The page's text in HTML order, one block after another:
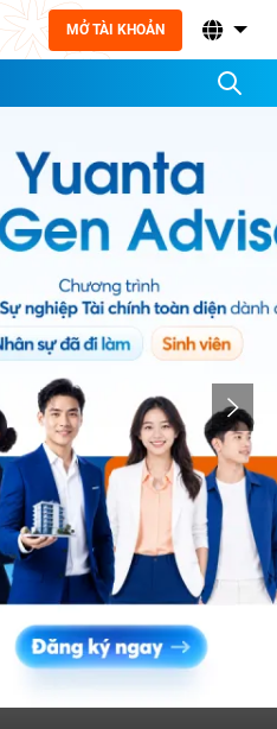
MỞ TÀI KHOẢN